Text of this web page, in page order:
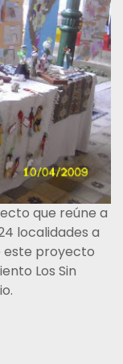
que reúne a
localidades a
este proyecto
Los Sin